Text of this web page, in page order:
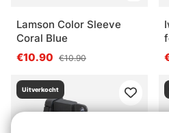
Lamson Color Sleeve
Coral Blue
€10.90 €10.90
Uitverkocht